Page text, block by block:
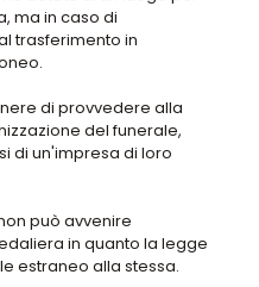
ma in caso di
trasferimento in
di provvedere alla
del funerale,
di un'impresa di loro
può avvenire
in quanto la legge
estraneo alla stessa.